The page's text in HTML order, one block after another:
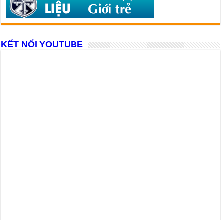
KẾT NỐI YOUTUBE